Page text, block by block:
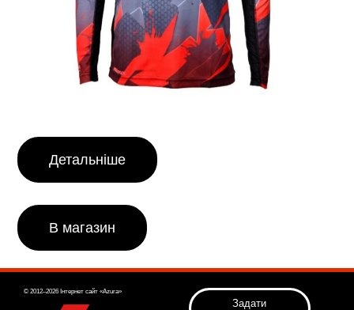
Детальніше
В магазин
© 2012–2026 Інтернет сайт «Azura»
Задати